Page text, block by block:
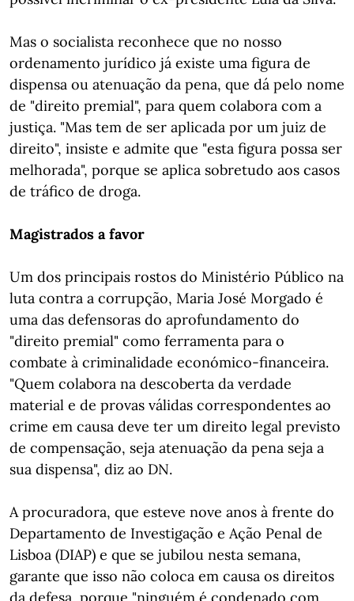
Mas o socialista reconhece que no nosso
ordenamento jurídico já existe uma figura de
dispensa ou atenuação da pena, que dá pelo nome
de "direito premial", para quem colabora com a
justiça. "Mas tem de ser aplicada por um juiz de
direito", insiste e admite que "esta figura possa ser
melhorada", porque se aplica sobretudo aos casos
de tráfico de droga.
Magistrados a favor
Um dos principais rostos do Ministério Público na
luta contra a corrupção, Maria José Morgado é
uma das defensoras do aprofundamento do
"direito premial" como ferramenta para o
combate à criminalidade económico-financeira.
"Quem colabora na descoberta da verdade
material e de provas válidas correspondentes ao
crime em causa deve ter um direito legal previsto
de compensação, seja atenuação da pena seja a
sua dispensa", diz ao DN.
A procuradora, que esteve nove anos à frente do
Departamento de Investigação e Ação Penal de
Lisboa (DIAP) e que se jubilou nesta semana,
garante que isso não coloca em causa os direitos